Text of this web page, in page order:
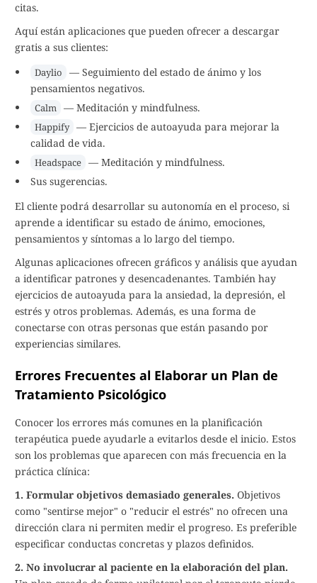
citas.
Aquí están aplicaciones que pueden ofrecer a descargar
gratis a sus clientes:
Daylio
— Seguimiento del estado de ánimo y los
pensamientos negativos.
Calm — Meditación y mindfulness.
Happify — Ejercicios de autoayuda para mejorar la
calidad de vida.
Headspace — Meditación y mindfulness.
Sus sugerencias.
El cliente podrá desarrollar su autonomía en el proceso, si
aprende a identificar su estado de ánimo, emociones,
pensamientos y síntomas a lo largo del tiempo.
Algunas aplicaciones ofrecen gráficos y análisis que ayudan
a identificar patrones y desencadenantes. También hay
ejercicios de autoayuda para la ansiedad, la depresión, el
estrés y otros problemas. Además, es una forma de
conectarse con otras personas que están pasando por
experiencias similares.
Errores Frecuentes al Elaborar un Plan de
Tratamiento Psicológico
Conocer los errores más comunes en la planificación
terapéutica puede ayudarle a evitarlos desde el inicio. Estos
son los problemas que aparecen con más frecuencia en la
práctica clínica:
1. Formular objetivos demasiado generales. Objetivos
como "sentirse mejor" o "reducir el estrés" no ofrecen una
dirección clara ni permiten medir el progreso. Es preferible
especificar conductas concretas y plazos definidos.
2. No involucrar al paciente en la elaboración del plan.